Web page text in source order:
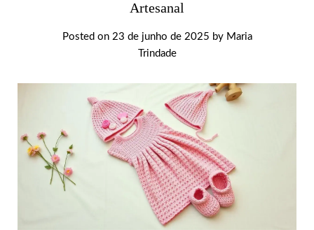
Artesanal
Posted on 23 de junho de 2025 by Maria
Trindade